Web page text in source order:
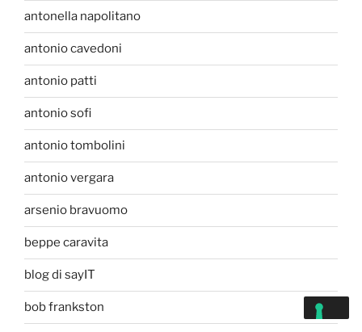
antonella napolitano
antonio cavedoni
antonio patti
antonio sofi
antonio tombolini
antonio vergara
arsenio bravuomo
beppe caravita
blog di sayIT
bob frankston